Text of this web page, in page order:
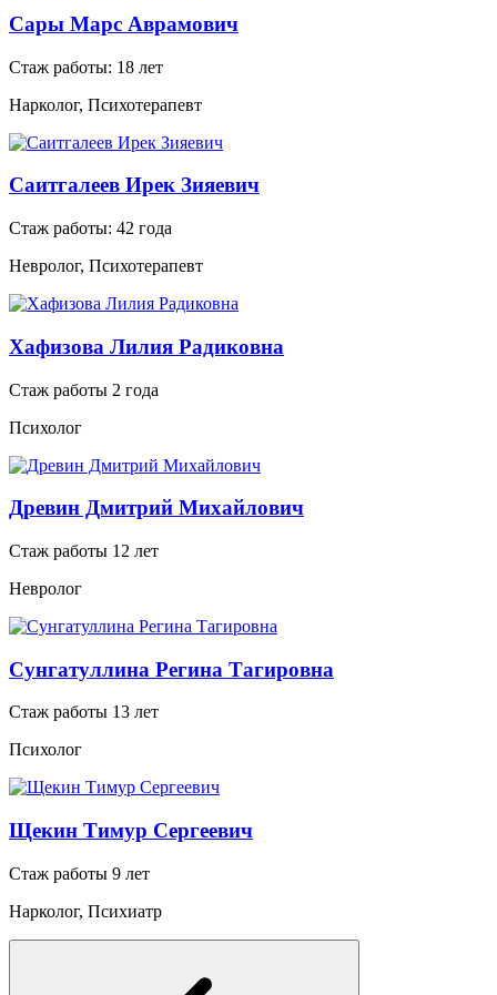
Сары Марс Аврамович
Стаж работы: 18 лет
Нарколог, Психотерапевт
Саитгалеев Ирек Зияевич
Стаж работы: 42 года
Невролог, Психотерапевт
Хафизова Лилия Радиковна
Стаж работы 2 года
Психолог
Древин Дмитрий Михайлович
Стаж работы 12 лет
Невролог
Сунгатуллина Регина Тагировна
Стаж работы 13 лет
Психолог
Щекин Тимур Сергеевич
Стаж работы 9 лет
Нарколог, Психиатр